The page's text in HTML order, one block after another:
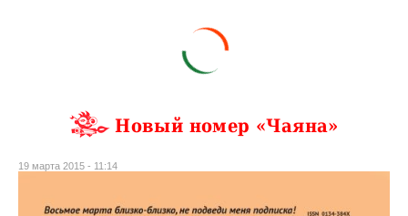
Новый номер «Чаяна»
19 марта 2015 - 11:14